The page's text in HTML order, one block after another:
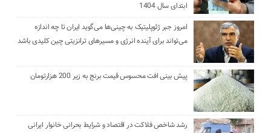
ابتدای سال 1404
امروز جبر ژئوپلیتیک به چینی‌ها می‌گوید ایران تا چه اندازه
می‌تواند برای آینده انرژی و مسیرهای ترانزیتی چین کلیدی باشد
پیش بینی افت محسوس قیمت برنج به زیر 200 هزارتومان
رشد شاخص فلاکت در اقتصاد و شرایط بحرانی خانوار ایرانی